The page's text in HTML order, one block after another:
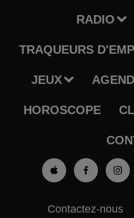
RADIO
TRAQUEURS
JEUX
HOROSCOPE
Contactez-nous